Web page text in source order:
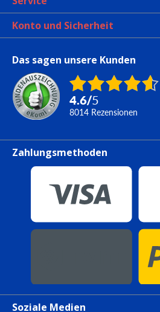
Konto und Sicherheit
Das sagen unsere Kunden
4.6/5
8014 Rezensionen
Zahlungsmethoden
Soziale Medien